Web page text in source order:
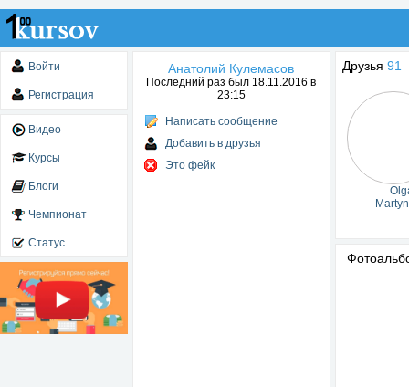
Войти
Регистрация
Видео
Курсы
Блоги
Чемпионат
Статус
Анатолий Кулемасов
Последний раз был 18.11.2016 в
23:15
Написать сообщение
Добавить в друзья
Это фейк
Друзья 91